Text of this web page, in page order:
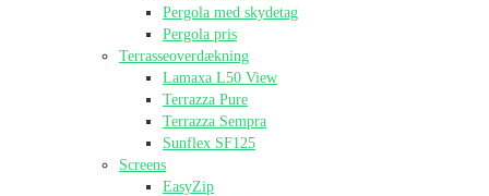
Pergola med skydetag
Pergola pris
Terrasseoverdækning
Lamaxa L50 View
Terrazza Pure
Terrazza Sempra
Sunflex SF125
Screens
EasyZip